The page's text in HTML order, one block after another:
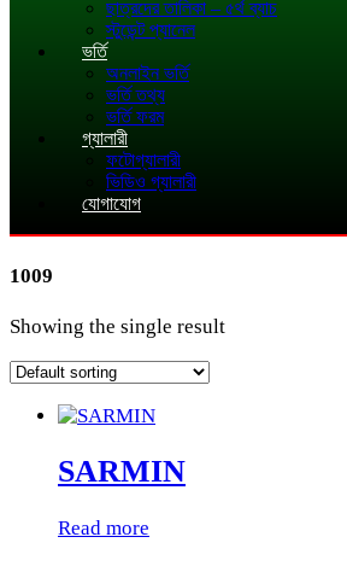
ছাত্রদের তালিকা – ৫র্থ ব্যাচ
স্টুডেন্ট প্যানেল
ভর্তি
অনলাইন ভর্তি
ভর্তি তথ্য
ভর্তি ফরম
গ্যালারী
ফটোগ্যালারী
ভিডিও গ্যালারী
যোগাযোগ
1009
Showing the single result
SARMIN
Read more